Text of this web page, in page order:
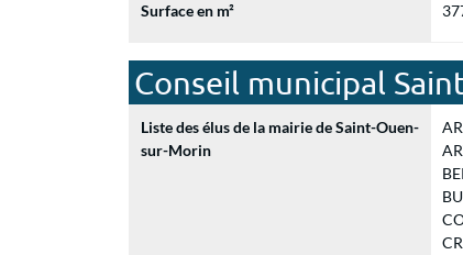
Surface en m²
Conseil municipal
Liste des élus de la mairie de Saint-Ouen-
sur-Morin